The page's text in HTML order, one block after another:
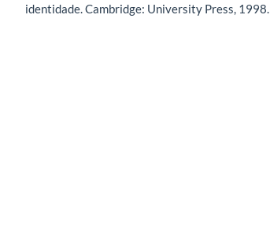
identidade. Cambridge: University Press, 1998.